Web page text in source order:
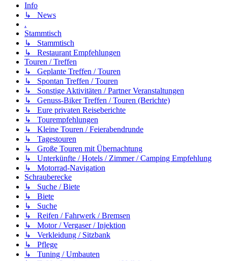
Info
↳ News
.
Stammtisch
↳ Stammtisch
↳ Restaurant Empfehlungen
Touren / Treffen
↳ Geplante Treffen / Touren
↳ Spontan Treffen / Touren
↳ Sonstige Aktivitäten / Partner Veranstaltungen
↳ Genuss-Biker Treffen / Touren (Berichte)
↳ Eure privaten Reiseberichte
↳ Tourempfehlungen
↳ Kleine Touren / Feierabendrunde
↳ Tagestouren
↳ Große Touren mit Übernachtung
↳ Unterkünfte / Hotels / Zimmer / Camping Empfehlung
↳ Motorrad-Navigation
Schrauberecke
↳ Suche / Biete
↳ Biete
↳ Suche
↳ Reifen / Fahrwerk / Bremsen
↳ Motor / Vergaser / Injektion
↳ Verkleidung / Sitzbank
↳ Pflege
↳ Tuning / Umbauten